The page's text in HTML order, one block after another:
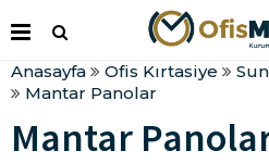
Anasayfa Ofis Kırtasiye
Mantar Panolar
Mantar